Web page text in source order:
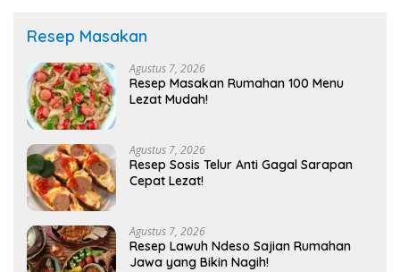
Resep Masakan
Agustus 7, 2026
Resep Masakan Rumahan 100 Menu
Lezat Mudah!
Agustus 7, 2026
Resep Sosis Telur Anti Gagal Sarapan
Cepat Lezat!
Agustus 7, 2026
Resep Lawuh Ndeso Sajian Rumahan
Jawa yang Bikin Nagih!